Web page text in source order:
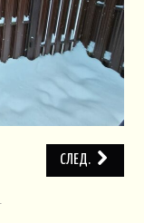
СЛЕД.